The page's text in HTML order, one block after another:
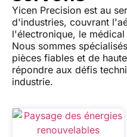
Yicen Precision est au
d'industries, couvrant
l'électronique, le
Nous sommes
pièces fiables et de
répondre aux défis
industrie.